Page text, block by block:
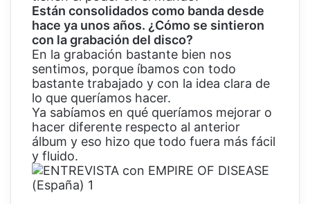
Están consolidados como banda desde
hace ya unos años. ¿Cómo se sintieron
con la grabación del disco?
En la grabación bastante bien nos
sentimos, porque íbamos con todo
bastante trabajado y con la idea clara de
lo que queríamos hacer.
Ya sabíamos en qué queríamos mejorar o
hacer diferente respecto al anterior
álbum y eso hizo que todo fuera más fácil
y fluido.